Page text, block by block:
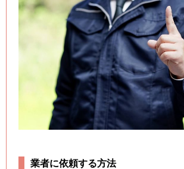
業者に依頼する方法